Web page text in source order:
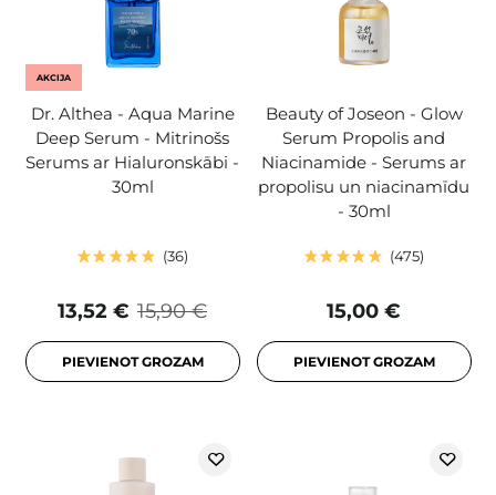
AKCIJA
Dr. Althea - Aqua Marine
Deep Serum - Mitrinošs
Serums ar Hialuronskābi -
30ml
36
15,90 €
13,52 €
PIEVIENOT GROZAM
Beauty of Joseon - Glow
Serum Propolis and
Niacinamide - Serums ar
propolisu un niacinamīdu
- 30ml
475
15,00 €
PIEVIENOT GROZAM